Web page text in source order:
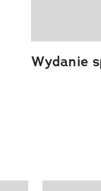
Wydanie